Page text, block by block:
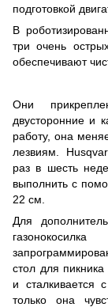
подготовкой
В
три очень
обеспечивают
Они
двусторонние и
работу, она
лезвиям.
раз в шесть
выполнить с
22 см.
Для
стол для
и сталкивается
только она